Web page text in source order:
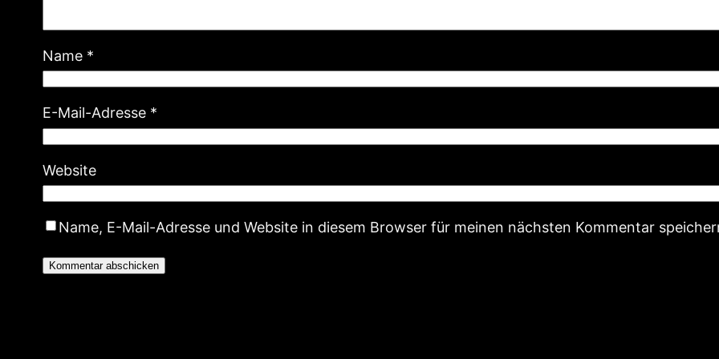
Name *
E-Mail-Adresse *
Website
Name, E-Mail-Adresse und Website in diesem Browser für meinen nächsten Kommentar